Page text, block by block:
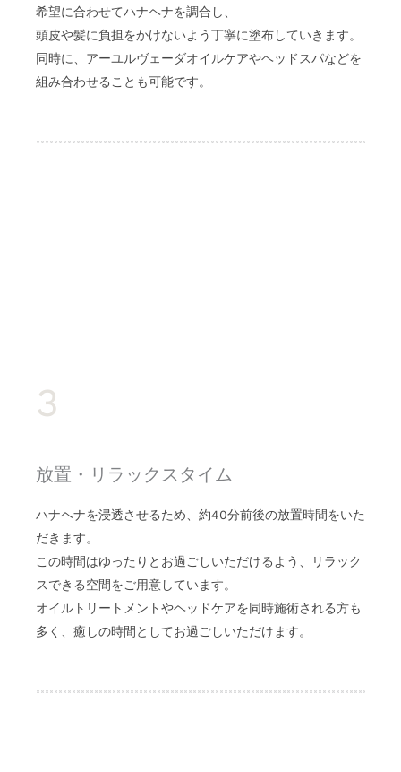
希望に合わせてハナヘナを調合し、
頭皮や髪に負担をかけないよう丁寧に塗布していきます。
同時に、アーユルヴェーダオイルケアやヘッドスパなどを
組み合わせることも可能です。
3
放置・リラックスタイム
ハナヘナを浸透させるため、約40分前後の放置時間をいた
だきます。
この時間はゆったりとお過ごしいただけるよう、リラック
スできる空間をご用意しています。
オイルトリートメントやヘッドケアを同時施術される方も
多く、癒しの時間としてお過ごしいただけます。